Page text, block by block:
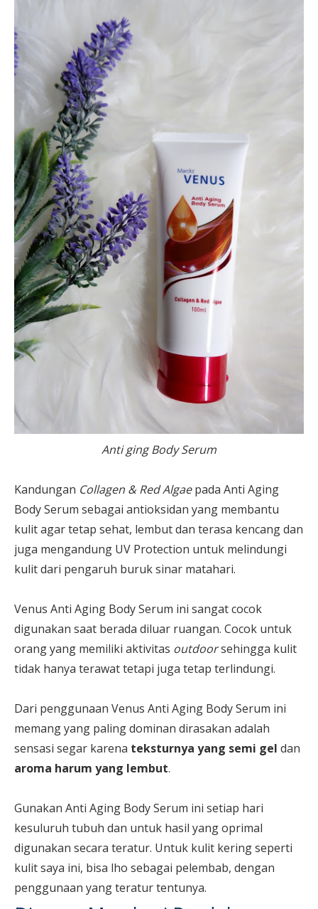
Anti ging Body Serum
Kandungan Collagen & Red Algaepada Anti Aging
Body Serum sebagai antioksidan yang membantu
kulit agar tetap sehat, lembut dan terasa kencang dan
juga mengandung UV Protection untuk melindungi
kulit dari pengaruh buruk sinar matahari.
Venus Anti Aging Body Serum ini sangat cocok
digunakan saat berada diluar ruangan. Cocok untuk
orang yang memiliki aktivitas outdoorsehingga kulit
tidak hanya terawat tetapi juga tetap terlindungi.
Dari penggunaan Venus Anti Aging Body Serum ini
memang yang paling dominan dirasakan adalah
sensasi segar karena teksturnya yang semi gel dan
aroma harum yang lembut.
Gunakan Anti Aging Body Serum ini setiap hari
kesuluruh tubuh dan untuk hasil yang oprimal
digunakan secara teratur. Untuk kulit kering seperti
kulit saya ini, bisa lho sebagai pelembab, dengan
penggunaan yang teratur tentunya.